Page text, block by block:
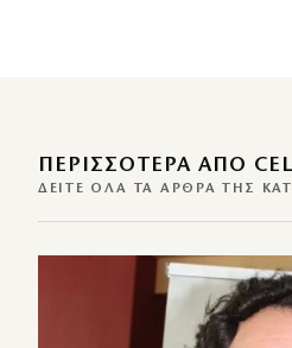
ΠΕΡΙΣΣΌΤΕΡΑ ΑΠΌ
ΔΕΊΤΕ ΌΛΑ ΤΑ ΆΡΘΡΑ ΤΗΣ